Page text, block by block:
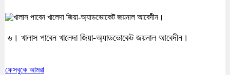
৬। খালাস পাবেন খালেদা জিয়া-অ্যাডভোকেট জয়নাল আবেদীন।
ফেসবুকে আমরা